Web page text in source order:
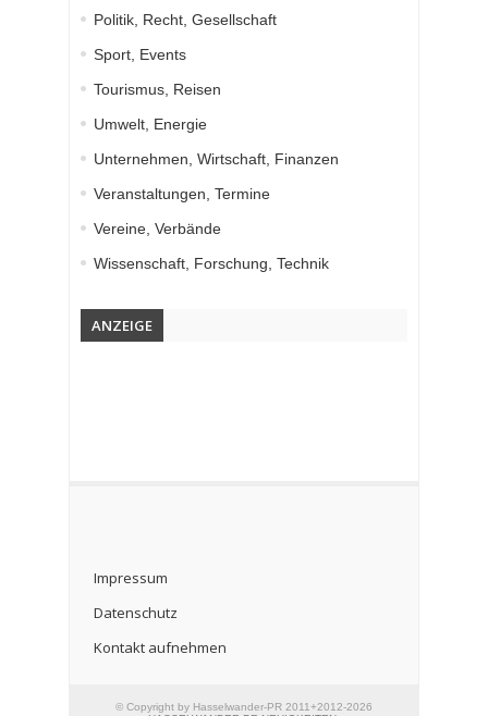
Politik, Recht, Gesellschaft
Sport, Events
Tourismus, Reisen
Umwelt, Energie
Unternehmen, Wirtschaft, Finanzen
Veranstaltungen, Termine
Vereine, Verbände
Wissenschaft, Forschung, Technik
ANZEIGE
Impressum
Datenschutz
Kontakt aufnehmen
© Copyright by Hasselwander-PR 2011+2012-2026